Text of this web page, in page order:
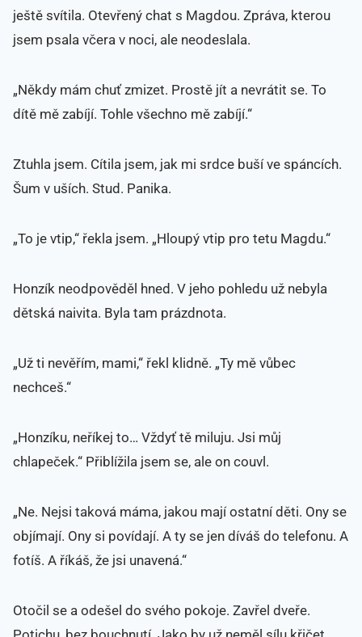
ještě svítila. Otevřený chat s Magdou. Zpráva, kterou
jsem psala včera v noci, ale neodeslala.
„Někdy mám chuť zmizet. Prostě jít a nevrátit se. To
dítě mě zabíjí. Tohle všechno mě zabíjí.“
Ztuhla jsem. Cítila jsem, jak mi srdce buší ve spáncích.
Šum v uších. Stud. Panika.
„To je vtip,“ řekla jsem. „Hloupý vtip pro tetu Magdu.“
Honzík neodpověděl hned. V jeho pohledu už nebyla
dětská naivita. Byla tam prázdnota.
„Už ti nevěřím, mami,“ řekl klidně. „Ty mě vůbec
nechceš.“
„Honzíku, neříkej to… Vždyť tě miluju. Jsi můj
chlapeček.“ Přiblížila jsem se, ale on couvl.
„Ne. Nejsi taková máma, jakou mají ostatní děti. Ony se
objímají. Ony si povídají. A ty se jen díváš do telefonu. A
fotíš. A říkáš, že jsi unavená.“
Otočil se a odešel do svého pokoje. Zavřel dveře.